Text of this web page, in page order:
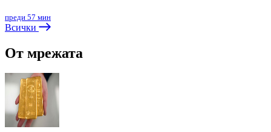
преди 57 мин
Всички
От мрежата